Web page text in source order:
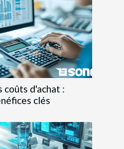
d'achat :
clés